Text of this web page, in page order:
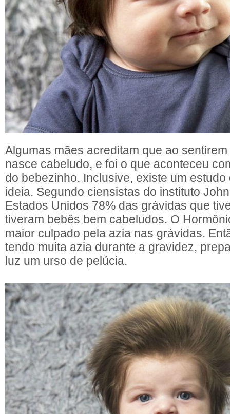
Algumas mães acreditam que ao
nasce cabeludo, e foi o que aconteceu
do bebezinho. Inclusive, existe um
ideia. Segundo ciensistas do instituto
Estados Unidos 78% das grávidas que
tiveram bebês bem cabeludos. O
maior culpado pela azia nas grávidas.
tendo muita azia durante a gravidez,
luz um urso de pelúcia.